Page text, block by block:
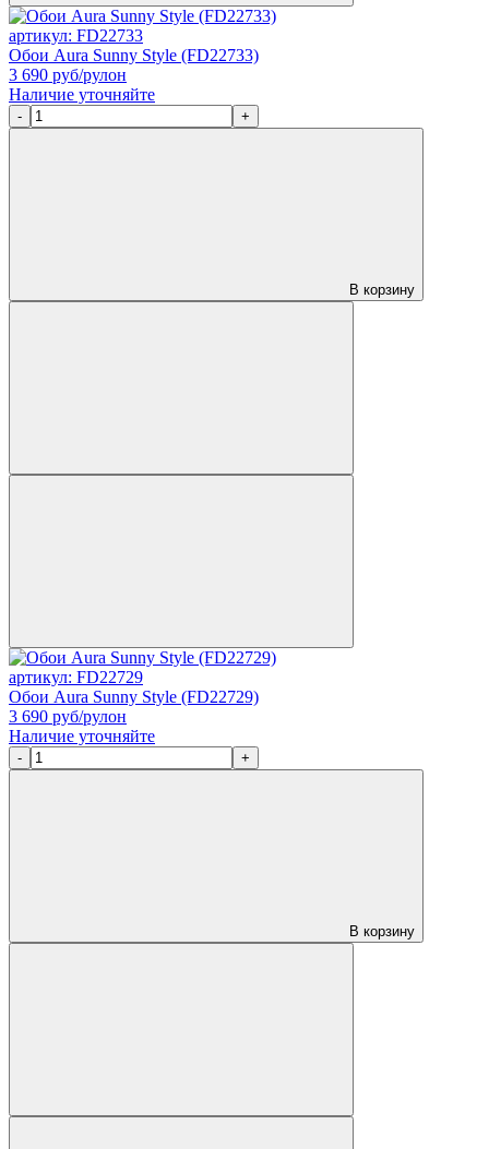
артикул: FD22733
Обои Aura Sunny Style (FD22733)
3 690 руб/рулон
Наличие уточняйте
- +
В корзину
артикул: FD22729
Обои Aura Sunny Style (FD22729)
3 690 руб/рулон
Наличие уточняйте
- +
В корзину